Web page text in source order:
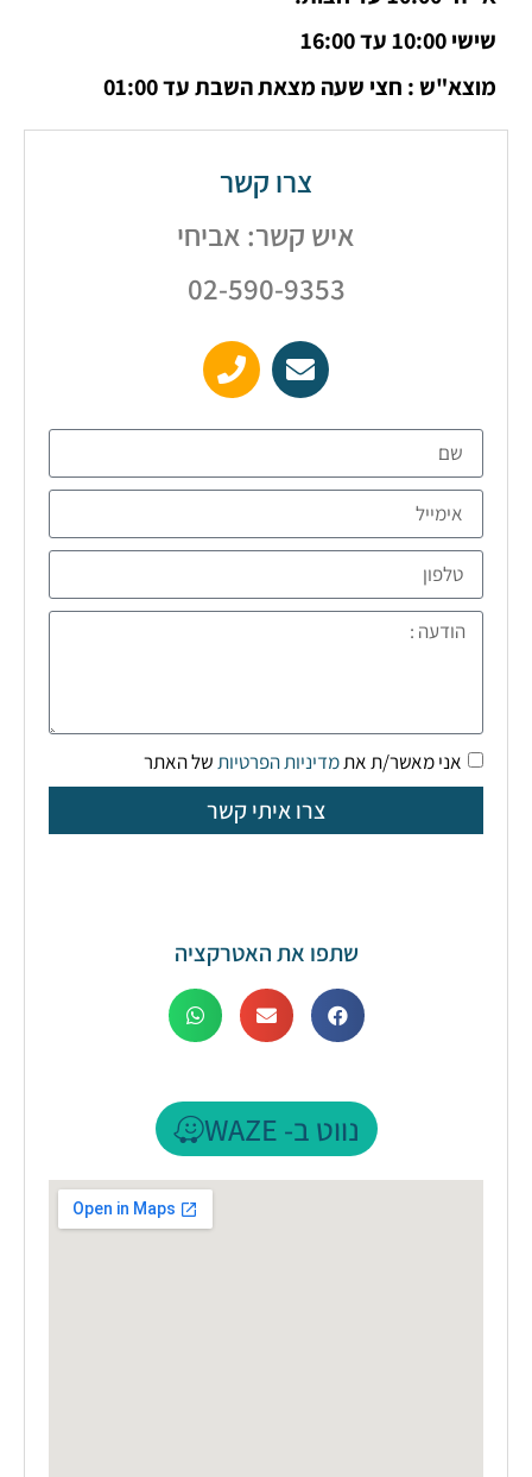
: חצי שעה מצאת השבת עד 01:00
צרו קשר
איש קשר: אביחי
02-590-9353
אני מאשר/ת אתמדיניות הפרטיותשל האתר
צרו איתי קשר
שתפו את האטרקציה
נווט ב- WAZE